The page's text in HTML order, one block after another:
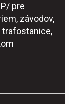
pre
závodov,
trafostanice,